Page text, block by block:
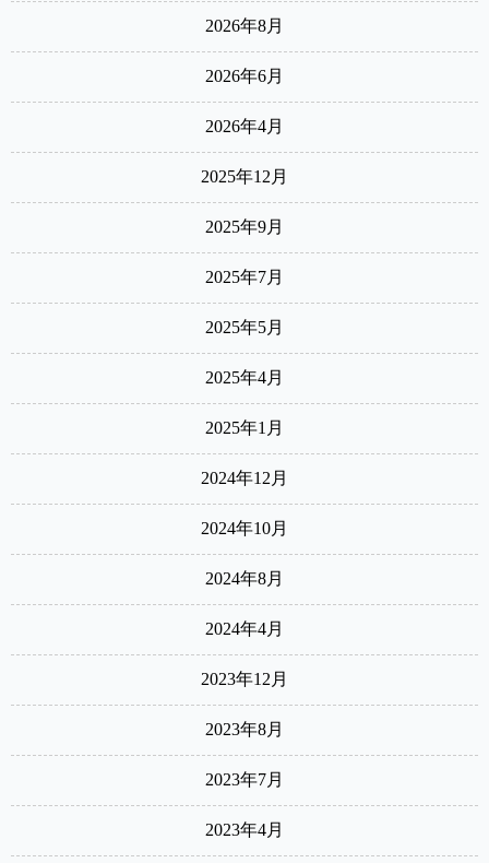
2026年8月
2026年6月
2026年4月
2025年12月
2025年9月
2025年7月
2025年5月
2025年4月
2025年1月
2024年12月
2024年10月
2024年8月
2024年4月
2023年12月
2023年8月
2023年7月
2023年4月